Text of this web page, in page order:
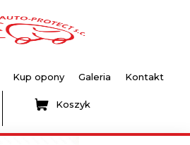
Kup opony Galeria Kontakt
Koszyk